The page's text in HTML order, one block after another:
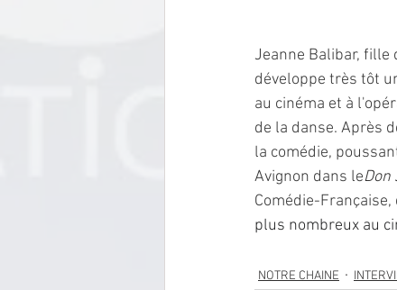
Jeanne Balibar, fille
développe très tôt
au cinéma et à
de la danse. Après
la comédie,
Avignon dans leDon
Comédie-
plus nombreux au
NOTRE CHAINE